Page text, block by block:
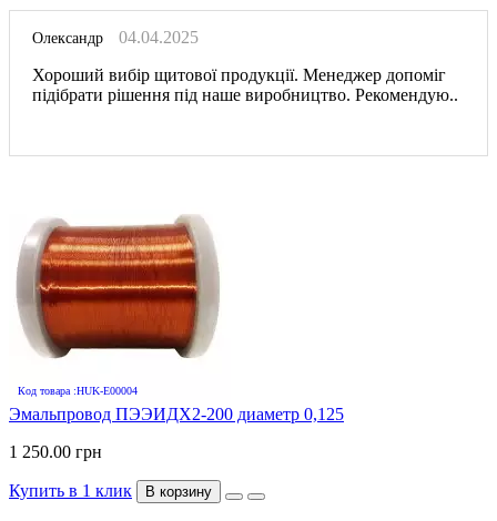
Олександр
04.04.2025
Хороший вибір щитової продукції. Менеджер допоміг
підібрати рішення під наше виробництво. Рекомендую..
Код товара :HUK-E00004
Эмальпровод ПЭЭИДХ2-200 диаметр 0,125
1 250.00 грн
Купить в 1 клик В корзину